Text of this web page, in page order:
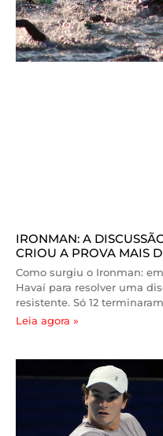
IRONMAN: A
CRIOU A PROVA MAIS
Como surgiu o Ironman:
Havaí para resolver uma
resistente. Só 12
Leia agora »